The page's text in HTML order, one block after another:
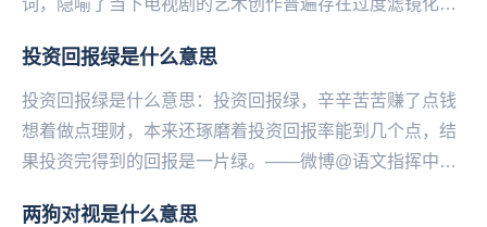
投资回报绿是什么意思
投资回报绿是什么意思：投资回报绿，辛辛苦苦赚了点钱
想着做点理财，本来还琢磨着投资回报率能到几个点，结
果投资完得到的回报是一片绿。——微博@语文指挥中
两狗对视是什么意思